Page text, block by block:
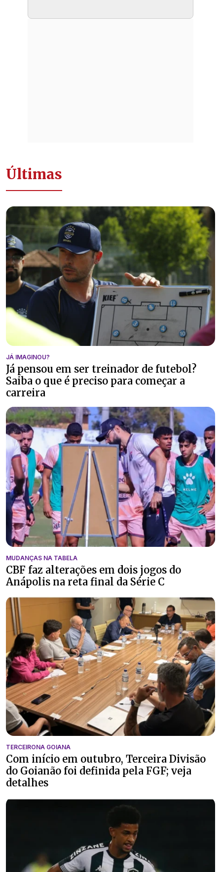
Últimas
JÁ IMAGINOU?
Já pensou em ser treinador de futebol?
Saiba o que é preciso para começar a
carreira
MUDANÇAS NA TABELA
CBF faz alterações em dois jogos do
Anápolis na reta final da Série C
TERCEIRONA GOIANA
Com início em outubro, Terceira Divisão
do Goianão foi definida pela FGF; veja
detalhes